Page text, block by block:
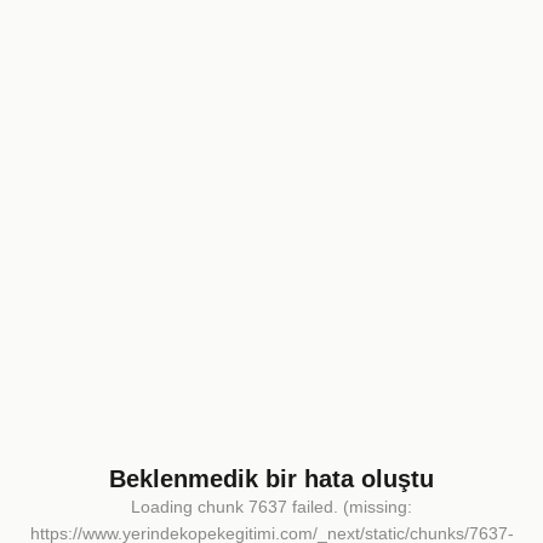
Beklenmedik bir hata oluştu
Loading chunk 7637 failed. (missing:
https://www.yerindekopekegitimi.com/_next/static/chunks/7637-